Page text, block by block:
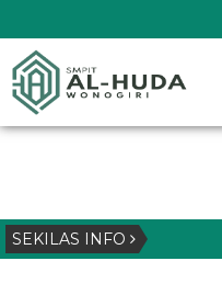
SEKILAS INFO